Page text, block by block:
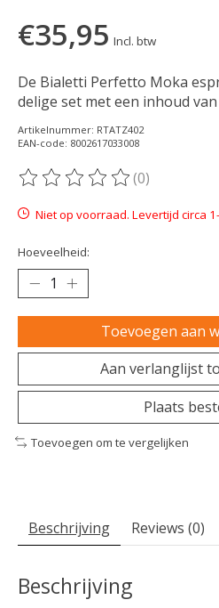
€35,95 Incl. btw
De Bialetti Perfetto Moka
delige set met een inhoud van
Artikelnummer: RTATZ402
EAN-code: 8002617033008
De beoordeling van dit
(0)
Niet op voorraad. Levertijd circa
Hoeveelheid:
Toevoegen aan
Aan verlanglijst
Plaats
Toevoegen om te vergelijken
Beschrijving Reviews (0)
Beschrijving